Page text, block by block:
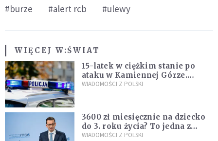
#burze #alert rcb #ulewy
WIĘCEJ W:ŚWIAT
15-latek w ciężkim stanie po
ataku w Kamiennej Górze.
Policja zatrzymała dwóch
WIADOMOŚCI Z POLSKI
3600 zł miesięcznie na dziecko
do 3. roku życia? To jedna z
propozycji programu "Rozwój
WIADOMOŚCI Z POLSKI